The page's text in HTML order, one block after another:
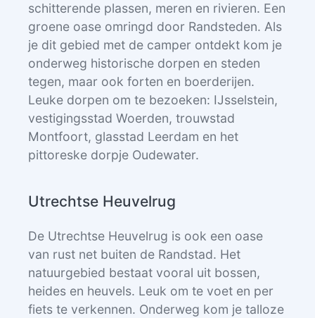
schitterende plassen, meren en rivieren. Een
groene oase omringd door Randsteden. Als
je dit gebied met de camper ontdekt kom je
onderweg historische dorpen en steden
tegen, maar ook forten en boerderijen.
Leuke dorpen om te bezoeken: IJsselstein,
vestigingsstad Woerden, trouwstad
Montfoort, glasstad Leerdam en het
pittoreske dorpje Oudewater.
Utrechtse Heuvelrug
De Utrechtse Heuvelrug is ook een oase
van rust net buiten de Randstad. Het
natuurgebied bestaat vooral uit bossen,
heides en heuvels. Leuk om te voet en per
fiets te verkennen. Onderweg kom je talloze